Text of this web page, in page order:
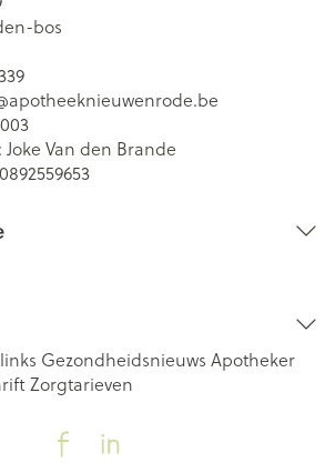
bos
apotheeknieuwenrode.be
Joke Van den Brande
Gezondheidsnieuws Apotheker
Zorgtarieven